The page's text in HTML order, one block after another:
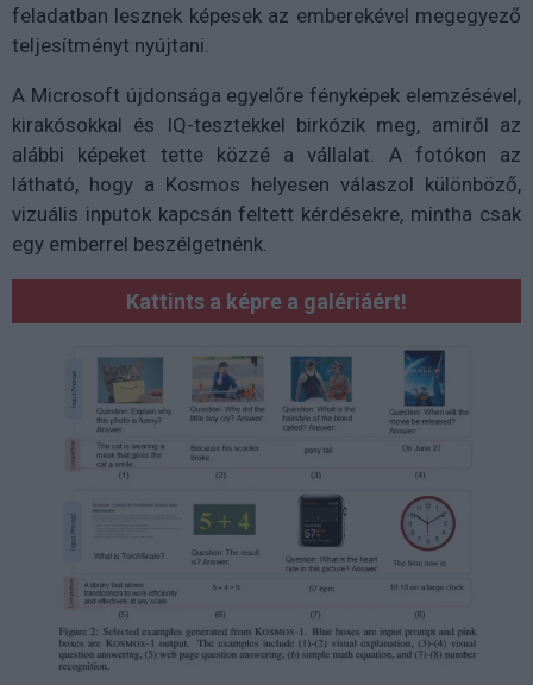
feladatban lesznek képesek az emberekével megegyező
teljesítményt nyújtani.
A Microsoft újdonsága egyelőre fényképek elemzésével,
kirakósokkal és IQ-tesztekkel birkózik meg, amiről az
alábbi képeket tette közzé a vállalat. A fotókon az
látható, hogy a Kosmos helyesen válaszol különböző,
vizuális inputok kapcsán feltett kérdésekre, mintha csak
egy emberrel beszélgetnénk.
Kattints a képre a galériáért!